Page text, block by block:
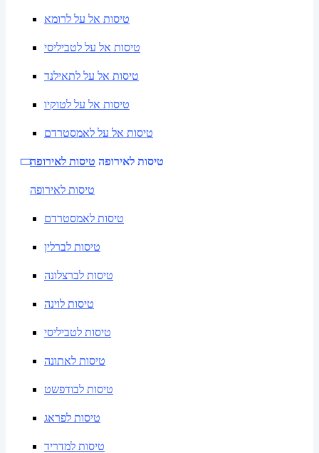
טיסות אל על לרומא
טיסות אל על לטביליסי
טיסות אל על לתאילנד
טיסות אל על לטוקיו
טיסות אל על לאמסטרדם
טיסות לאירופה טיסות לאירופה
טיסות לאירופה
טיסות לאמסטרדם
טיסות לברלין
טיסות לברצלונה
טיסות לוינה
טיסות לטביליסי
טיסות לאתונה
טיסות לבודפשט
טיסות לפראג
טיסות למדריד